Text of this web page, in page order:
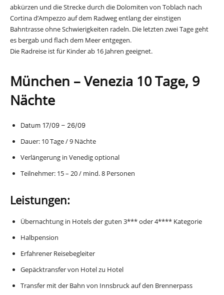
abkürzen und die Strecke durch die Dolomiten von Toblach nach
Cortina d’Ampezzo auf dem Radweg entlang der einstigen
Bahntrasse ohne Schwierigkeiten radeln. Die letzten zwei Tage geht
es bergab und flach dem Meer entgegen.
Die Radreise ist für Kinder ab 16 Jahren geeignet.
München – Venezia 10 Tage, 9
Nächte
Datum 17/09 – 26/09
Dauer: 10 Tage / 9 Nächte
Verlängerung in Venedig optional
Teilnehmer: 15 – 20 / mind. 8 Personen
Leistungen:
Übernachtung in Hotels der guten 3*** oder 4**** Kategorie
Halbpension
Erfahrener Reisebegleiter
Gepäcktransfer von Hotel zu Hotel
Transfer mit der Bahn von Innsbruck auf den Brennerpass